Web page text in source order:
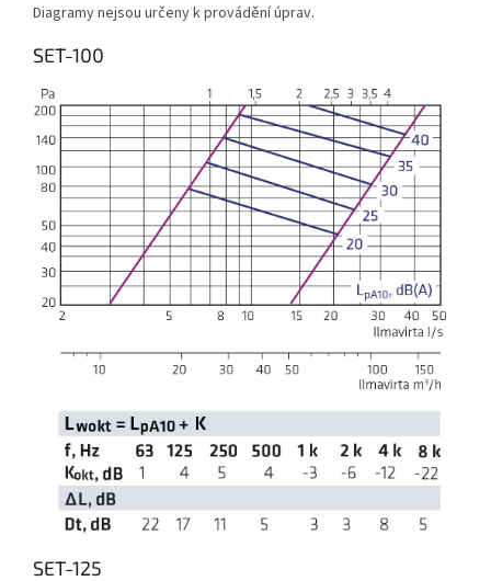
Diagramy nejsou určeny k provádění úprav.
SET-100
SET-125